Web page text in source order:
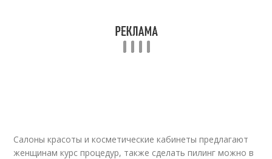
Салоны красоты и косметические кабинеты предлагают
женщинам курс процедур, также сделать пилинг можно в